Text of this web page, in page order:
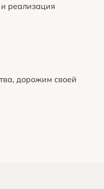
реализация
дорожим своей